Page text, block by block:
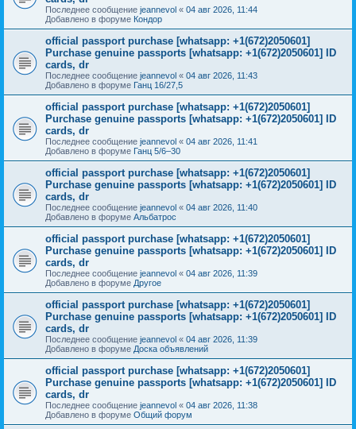
Последнее сообщение jeannevol « 04 авг 2026, 11:44
Добавлено в форуме Кондор
official passport purchase [whatsapp: +1(672)2050601]
Purchase genuine passports [whatsapp: +1(672)2050601] ID
cards, dr
Последнее сообщение jeannevol « 04 авг 2026, 11:43
Добавлено в форуме Ганц 16/27,5
official passport purchase [whatsapp: +1(672)2050601]
Purchase genuine passports [whatsapp: +1(672)2050601] ID
cards, dr
Последнее сообщение jeannevol « 04 авг 2026, 11:41
Добавлено в форуме Ганц 5/6–30
official passport purchase [whatsapp: +1(672)2050601]
Purchase genuine passports [whatsapp: +1(672)2050601] ID
cards, dr
Последнее сообщение jeannevol « 04 авг 2026, 11:40
Добавлено в форуме Альбатрос
official passport purchase [whatsapp: +1(672)2050601]
Purchase genuine passports [whatsapp: +1(672)2050601] ID
cards, dr
Последнее сообщение jeannevol « 04 авг 2026, 11:39
Добавлено в форуме Другое
official passport purchase [whatsapp: +1(672)2050601]
Purchase genuine passports [whatsapp: +1(672)2050601] ID
cards, dr
Последнее сообщение jeannevol « 04 авг 2026, 11:39
Добавлено в форуме Доска объявлений
official passport purchase [whatsapp: +1(672)2050601]
Purchase genuine passports [whatsapp: +1(672)2050601] ID
cards, dr
Последнее сообщение jeannevol « 04 авг 2026, 11:38
Добавлено в форуме Общий форум